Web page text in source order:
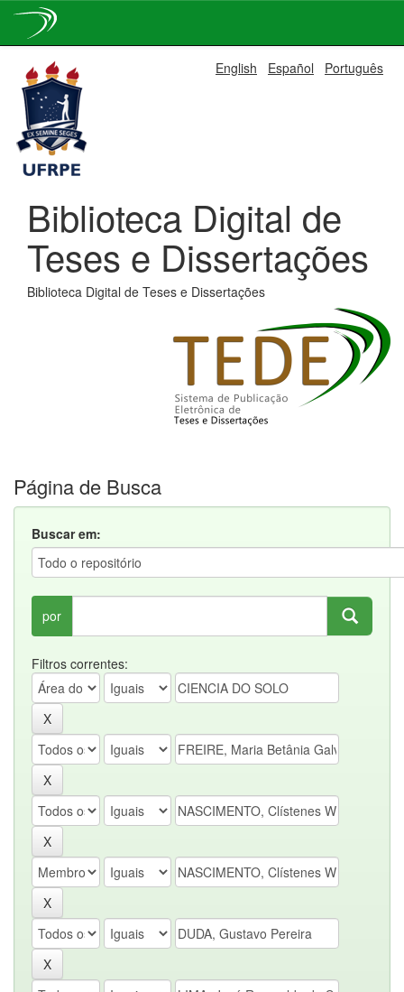
navigation
English Español Português
Biblioteca Digital de
Teses e Dissertações
Biblioteca Digital de Teses e Dissertações
Página de Busca
Buscar em:
por
Filtros correntes: